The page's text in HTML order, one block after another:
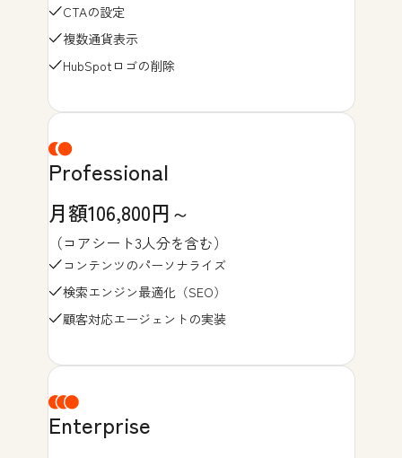
CTAの設定
複数通貨表示
HubSpotロゴの削除
Professional
月額106,800円～
（コアシート3人分を含む）
コンテンツのパーソナライズ
検索エンジン最適化（SEO）
顧客対応エージェントの実装
Enterprise